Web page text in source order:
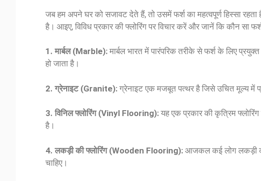
जब हम अपने घर को सजावट देते हैं, तो उसमें फर्श का महत्वपूर्ण हिस्सा
है। आइए, विविध प्रकार की फ्लोरिंग पर विचार करें और जानें कि कौन सा
1. मार्बल (Marble): मार्बल भारत में पारंपरिक तरीके से फर्श के लिए
हो जाता है।
2. ग्रेनाइट (Granite): ग्रेनाइट एक मजबूत पत्थर है जिसे उचित मूल्य में
3. विनिल फ्लोरिंग (Vinyl Flooring): यह एक प्रकार की कृत्रिम फ्लोरिंग
है।
4. लकड़ी की फ्लोरिंग (Wooden Flooring): आजकल कई लोग लकड़ी
चाहिए।